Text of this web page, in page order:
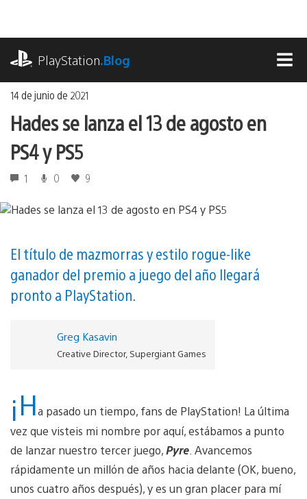
contenido
PlayStation.Blog
14 de junio de 2021
Hades se lanza el 13 de agosto en
PS4 y PS5
1 0 9
El título de mazmorras y estilo rogue-like
ganador del premio a juego del año llegará
pronto a PlayStation.
Greg Kasavin
Creative Director, Supergiant Games
¡Ha pasado un tiempo, fans de PlayStation! La última
vez que visteis mi nombre por aquí, estábamos a punto
de lanzar nuestro tercer juego,Pyre . Avancemos
rápidamente un millón de años hacia delante (OK, bueno,
unos cuatro años después), y es un gran placer para mí